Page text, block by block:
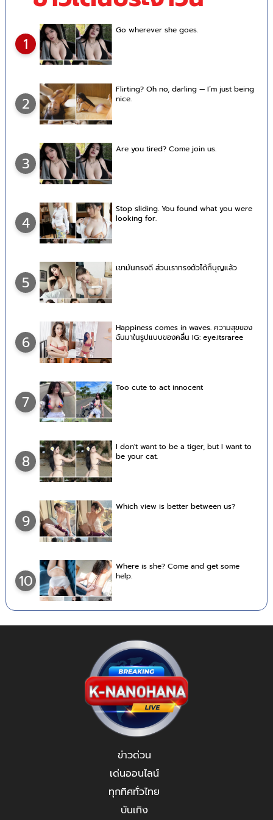
1
Go wherever she goes.
2
Flirting? Oh no, darling — I’m just being
nice.
3
Are you tired? Come join us.
4
Stop sliding. You found what you were
looking for.
5
เขามันทรงดี ส่วนเราทรงตัวได้ก็บุญแล้ว
6
Happiness comes in waves. ความสุขของ
ฉันมาในรูปแบบของคลื่น IG: eye.itsraree
7
Too cute to act innocent
8
I don't want to be a tiger, but I want to
be your cat.
9
Which view is better between us?
10
Where is she? Come and get some
help.
ข่าวด่วน
เด่นออนไลน์
ทุกทิศทั่วไทย
บันเทิง